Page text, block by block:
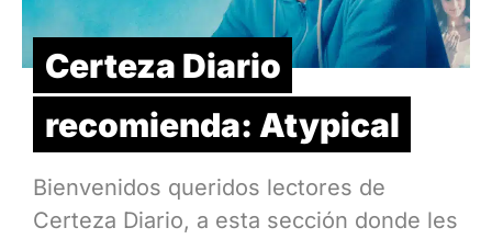
Certeza Diario
recomienda: Atypical
Bienvenidos queridos lectores de
Certeza Diario, a esta sección donde les